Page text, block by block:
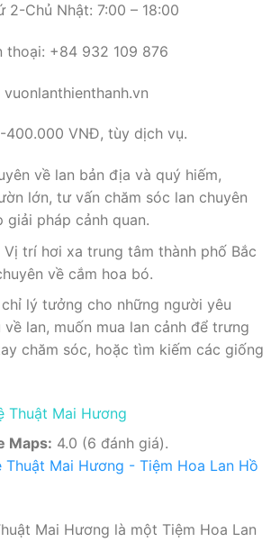
2-Chủ Nhật: 7:00 – 18:00
thoại: +84 932 109 876
vuonlanthienthanh.vn
400.000 VNĐ, tùy dịch vụ.
về lan bản địa và quý hiếm,
lớn, tư vấn chăm sóc lan chuyên
giải pháp cảnh quan.
Vị trí hơi xa trung tâm thành phố Bắc
về cắm hoa bó.
lý tưởng cho những người yêu
lan, muốn mua lan cảnh để trưng
chăm sóc, hoặc tìm kiếm các giống
Thuật Mai Hương
Maps: 4.0 (6 đánh giá).
Mai Hương là một Tiệm Hoa Lan